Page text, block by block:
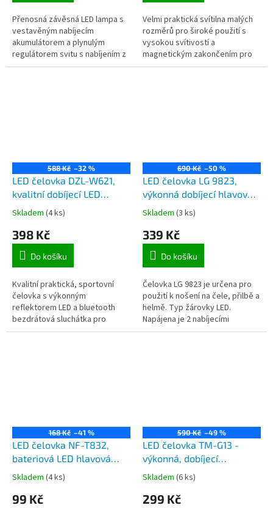
Přenosná závěsná LED lampa s
vestavěným nabíjecím
akumulátorem a plynulým
regulátorem svitu s nabíjením z
klasické USB zásuvky vám
Velmi praktická svítilna malých
rozměrů pro široké použití s
vysokou svítivostí a
magnetickým zakončením pro
použití pracovní COB svítilny. 2
588 Kč –32 %
LED čelovka DZL-W621,
kvalitní dobíjecí LED
svítilna a bluetooth
bezdrátová sluchátka
Skladem (4 ks)
398 Kč
Do košíku
Kvalitní praktická, sportovní
čelovka s výkonným
reflektorem LED a bluetooth
bezdrátová sluchátka pro
pohodlné telefonování a
690 Kč –50 %
LED čelovka LG 9823,
výkonná dobíjecí hlavová
svítilna, reflektor a plošný
svit, 2x COB, dobíjení z
USB, 2x 18650
Skladem (3 ks)
339 Kč
Do košíku
Čelovka LG 9823 je určena pro
použití k nošení na čele, přilbě a
helmě. Typ žárovky LED.
Napájena je 2 nabíjecími
akumulátory 18650 (testovací v
168 Kč –41 %
LED čelovka NF-T832,
bateriová LED hlavová
svítilna reflektor a plošný
Skladem (4 ks)
99 Kč
590 Kč –49 %
LED čelovka TM-G13 -
výkonná, dobíjecí
cyklistická a hlavová LED
svítilna, dobíjení přes USB,
plošný svit COB
Skladem (6 ks)
299 Kč